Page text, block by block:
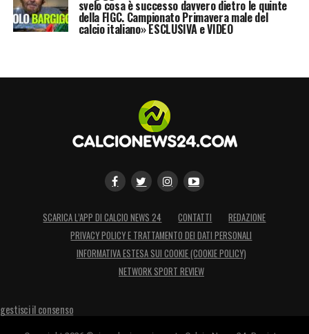
svelo cosa è successo davvero dietro le quinte
della FIGC. Campionato Primavera male del
calcio italiano» ESCLUSIVA e VIDEO
SCARICA L’APP DI CALCIO NEWS 24 CONTATTI
REDAZIONE
PRIVACY POLICY E TRATTAMENTO DEI DATI PERSONALI
INFORMATIVA ESTESA SUI COOKIE (COOKIE POLICY)
NETWORK SPORT REVIEW
gestisci il consenso